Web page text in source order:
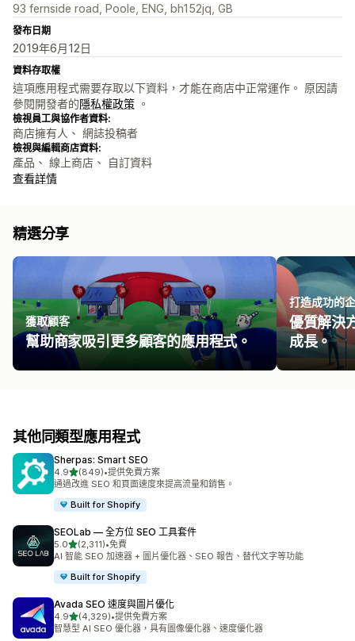
93 fernside road, Poole, ENG, bh152jq, GB
發布日期
2019年6月12日
資料存取權
這項應用程式需要存取以下資料，才能在商店中正常運作。 原因請
參閱開發者的隱私權政策 。
檢視員工與協作者資料:
商店擁有人、 網誌投稿者
檢視與編輯商店資料:
產品、 線上商店、 自訂資料
查看詳情
精選分享
獲取顧客
幫助商家吸引更多顧客的應用程式。
打造成功的
優質解決
成長。
其他同類型應用程式
Sherpas: Smart SEO
4.9滿分 5 顆星
(849)
共有 849 則評價
•提供免費方案
通過改進 SEO 和頁面速度來提高流量和銷售。
Built for Shopify
SEOLab — 全方位 SEO 工具套件
5.0滿分 5 顆星
(2,311)
共有 2311 則評價
•免費
AI 智能 SEO 加速器 + 圖片優化器、SEO 報告、替代文字等功能
Built for Shopify
Avada SEO 速度與圖片優化
4.9滿分 5 顆星
(4,329)
共有 4329 則評價
•提供免費方案
智慧型 AI SEO 優化器，具有圖像優化器、速度優化器